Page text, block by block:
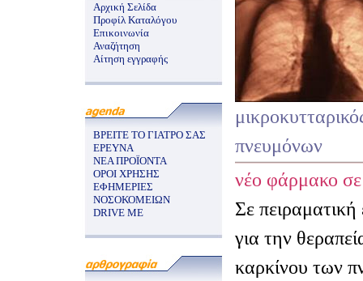
Αρχική Σελίδα
Προφίλ Καταλόγου
Επικοινωνία
Αναζήτηση
Αίτηση εγγραφής
ΒΡΕΙΤΕ ΤΟ ΓΙΑΤΡΟ ΣΑΣ
ΕΡΕΥΝΑ
ΝΕΑ ΠΡΟΪΟΝΤΑ
ΟΡΟΙ ΧΡΗΣΗΣ
ΕΦΗΜΕΡΙΕΣ
ΝΟΣΟΚΟΜΕΙΩΝ
DRIVE ME
πνευμόνων
νέο φάρμακο
Σε
για την
καρκίνου των